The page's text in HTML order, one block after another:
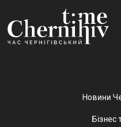
Новини
Бізнес